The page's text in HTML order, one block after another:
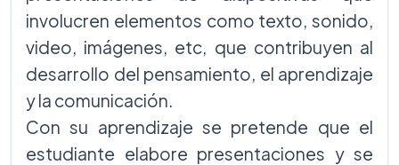
involucren elementos como texto, sonido,
video, imágenes, etc, que contribuyen al
desarrollo del pensamiento, el aprendizaje
y la comunicación.
Con su aprendizaje se pretende que el
estudiante elabore presentaciones y se